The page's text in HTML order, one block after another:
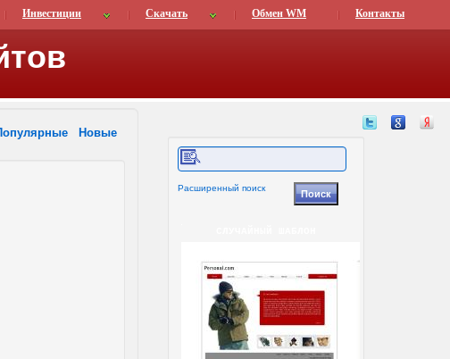
Инвестиции Скачать Обмен WM Контакты
Новые
Расширенный поиск